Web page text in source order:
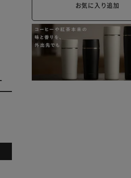
お気に入り追加